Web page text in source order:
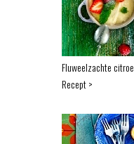
Fluweelzachte
Recept >